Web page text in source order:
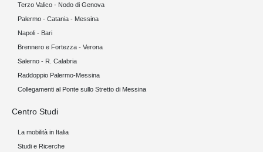
Terzo Valico - Nodo di Genova
Palermo - Catania - Messina
Napoli - Bari
Brennero e Fortezza - Verona
Salerno - R. Calabria
Raddoppio Palermo-Messina
Collegamenti al Ponte sullo Stretto di Messina
Centro Studi
La mobilità in Italia
Studi e Ricerche